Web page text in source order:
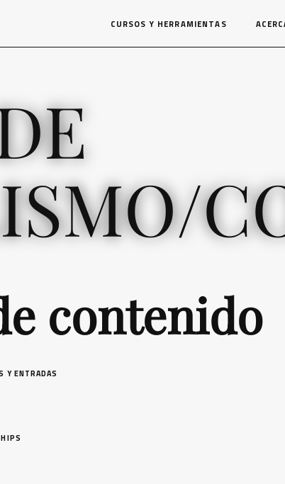
CURSOS Y HERRAMIENTAS
contenido
Y ENTRADAS